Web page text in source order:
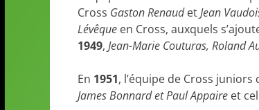
Cross Gaston RenaudetJean
Lévêque en Cross, auxquels
1949, Jean-Marie Couturas, Roland
En 1951, l’équipe de Cross
James Bonnard et Paul Appaire et